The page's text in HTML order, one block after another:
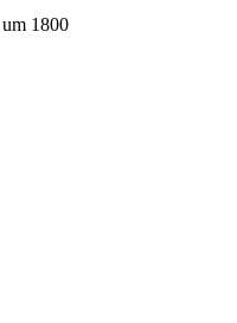
1800